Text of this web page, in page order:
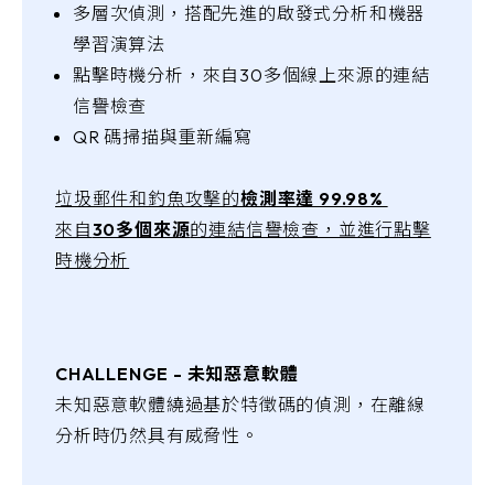
多層次偵測，搭配先進的啟發式分析和機器
學習演算法
點擊時機分析，來自30多個線上來源的連結
信譽檢查
QR 碼掃描與重新編寫
垃圾郵件和釣魚攻擊的檢測率達 99.98%
來自30多個來源的連結信譽檢查，並進行點擊
時機分析
CHALLENGE - 未知惡意軟體
未知惡意軟體繞過基於特徵碼的偵測，在離線
分析時仍然具有威脅性。